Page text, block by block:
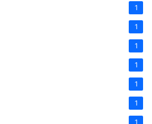
1
1
1
1
1
1
1